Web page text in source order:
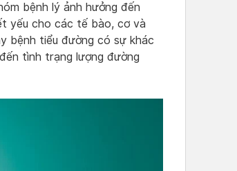
bệnh lý ảnh hưởng đến
yếu cho các tế bào, cơ và
bệnh tiểu đường có sự khác
tình trạng lượng đường